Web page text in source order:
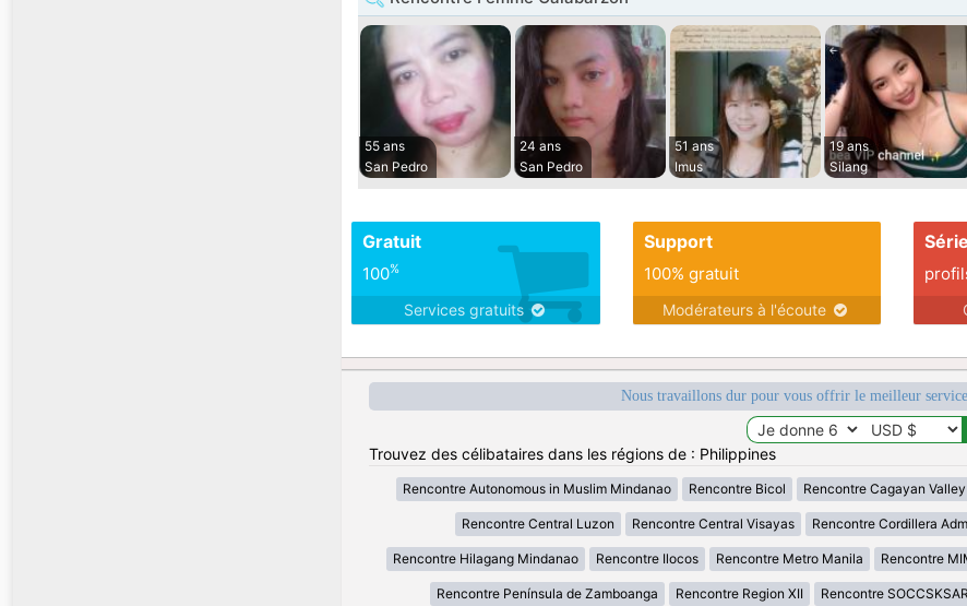
55 ans
San Pedro
24 ans
San Pedro
51 ans
Imus
19 ans
Silang
Gratuit
100%
Services gratuits
Support
100% gratuit
Modérateurs à l'écoute
Nous travaillons dur pour vous offrir le meilleur
Trouvez des célibataires dans les régions de : Philippines
Rencontre Autonomous in Muslim Mindanao Rencontre Bicol Rencontre Cagayan Valley
Rencontre Central Luzon Rencontre Central Visayas Rencontre Cordillera
Rencontre Hilagang Mindanao Rencontre Ilocos Rencontre Metro Manila Rencontre
Rencontre Península de Zamboanga Rencontre Region XII Rencontre